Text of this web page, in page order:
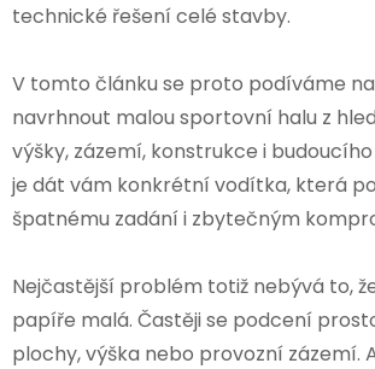
technické řešení celé stavby.
V tomto článku se proto podíváme
navrhnout malou sportovní halu z
výšky, zázemí, konstrukce i
je dát vám konkrétní vodítka, která
špatnému zadání i zbytečným
Nejčastější problém totiž nebývá to,
papíře malá. Častěji se podcení
plochy, výška nebo provozní zázemí.